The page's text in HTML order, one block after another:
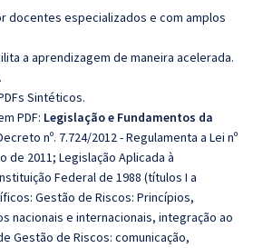
docentes especializados e com amplos
a aprendizagem de maneira acelerada.
Sintéticos.
PDF: Legislação e Fundamentos da
nº. 7.724/2012 - Regulamenta a Lei nº
de 2011; Legislação Aplicada à
Federal de 1988 (títulos I a
Gestão de Riscos: Princípios,
nacionais e internacionais, integração ao
Gestão de Riscos: comunicação,